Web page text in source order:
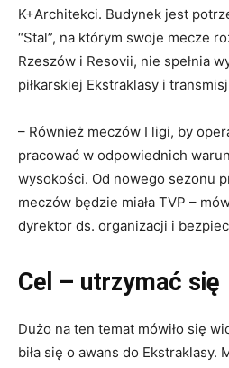
K+Architekci. Budynek jest
“Stal”, na którym swoje mecze
Rzeszów i Resovii, nie spełnia
piłkarskiej Ekstraklasy i
– Również meczów I ligi, by
pracować w odpowiednich
wysokości. Od nowego sezonu
meczów będzie miała TVP –
dyrektor ds. organizacji i
Cel – utrzymać się
Dużo na ten temat mówiło się
biła się o awans do Ekstraklasy.